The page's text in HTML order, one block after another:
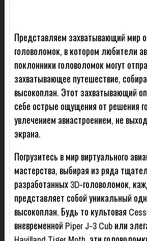
Представляем захватывающий мир
головоломок, в котором любители
поклонники головоломок могут
захватывающее путешествие,
высокоплан. Этот захватывающий
себе острые ощущения от решения
увлечением авиастроением, не
экрана.
Погрузитесь в мир виртуального
мастерства, выбирая из ряда
разработанных 3D-головоломок,
представляет собой уникальный
высокоплан. Будь то культовая
вневременной Piper J-3 Cub или